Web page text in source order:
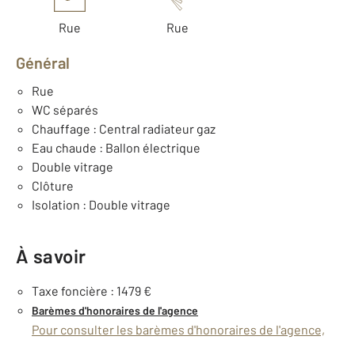
Rue Rue
Général
Rue
WC séparés
Chauffage : Central radiateur gaz
Eau chaude : Ballon électrique
Double vitrage
Clôture
Isolation : Double vitrage
À savoir
Taxe foncière : 1479 €
Barèmes d'honoraires de l'agence
Pour consulter les barèmes d'honoraires de l'agence,